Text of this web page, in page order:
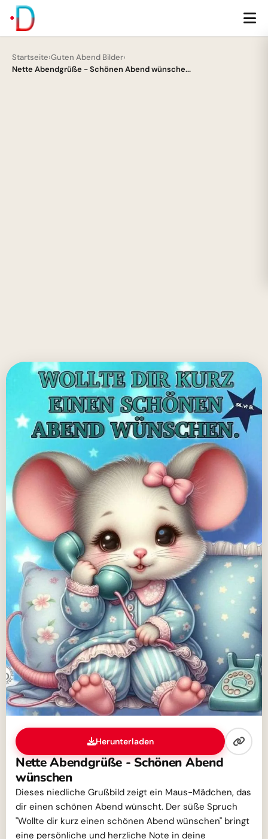
Startseite›Guten Abend Bilder›
Nette Abendgrüße - Schönen Abend wünsche...
Herunterladen
Nette Abendgrüße - Schönen Abend
wünschen
Dieses niedliche Grußbild zeigt ein Maus-Mädchen, das
dir einen schönen Abend wünscht. Der süße Spruch
"Wollte dir kurz einen schönen Abend wünschen" bringt
eine persönliche und herzliche Note in deine